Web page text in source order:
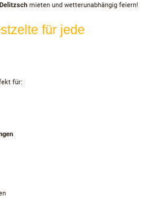
Delitzsch mieten und wetterunabhängig feiern!
für jede
für: